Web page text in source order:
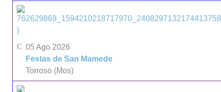
}
05 Ago 2026
Festas de San Mamede
Torroso (Mos)